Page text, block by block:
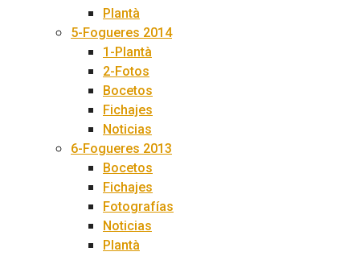
Plantà
5-Fogueres 2014
1-Plantà
2-Fotos
Bocetos
Fichajes
Noticias
6-Fogueres 2013
Bocetos
Fichajes
Fotografías
Noticias
Plantà